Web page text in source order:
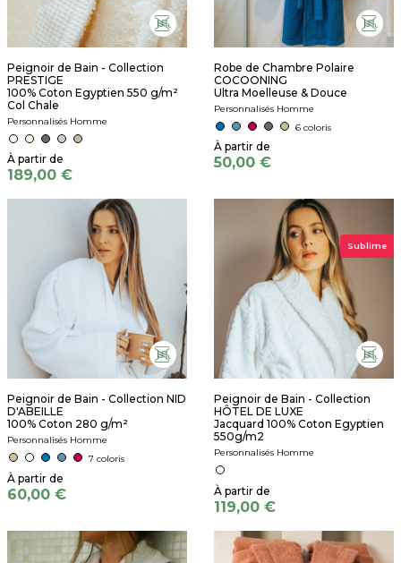
Peignoir de Bain - Collection
PRESTIGE
100% Coton Egyptien 550 g/m²
Col Chale
Personnalisés Homme
189,00 €
Robe de Chambre Polaire
COCOONING
Ultra Moelleuse & Douce
Personnalisés Homme
6 coloris
50,00 €
Peignoir de Bain - Collection NID
D'ABEILLE
100% Coton 280 g/m²
Personnalisés Homme
7 coloris
60,00 €
Sublime
Peignoir de Bain - Collection
HÔTEL DE LUXE
Jacquard 100% Coton Egyptien
550g/m2
Personnalisés Homme
119,00 €